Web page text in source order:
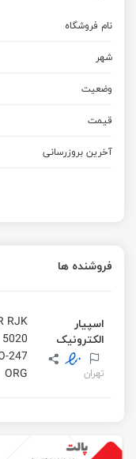
نام فروشگاه
شهر
وضعیت
قیمت
آخرین بروزرسانی
فروشنده ها
اسپیار
الکترونیک
تهران
RJK
5020
247
ORG